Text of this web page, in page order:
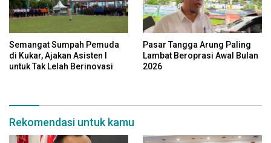
Semangat Sumpah Pemuda
di Kukar, Ajakan Asisten I
untuk Tak Lelah Berinovasi
Pasar Tangga Arung Paling
Lambat Beroprasi Awal Bulan
2026
Rekomendasi untuk kamu